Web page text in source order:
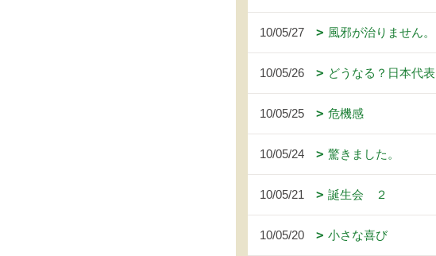
10/05/27 風邪が治りません。
10/05/26 どうなる？日本代表
10/05/25 危機感
10/05/24 驚きました。
10/05/21 誕生会 ２
10/05/20 小さな喜び